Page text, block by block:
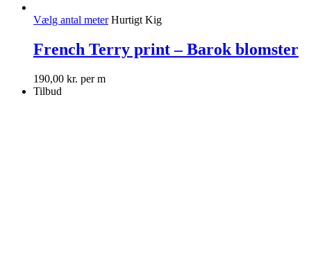
Vælg antal meter Hurtigt Kig
French Terry print – Barok blomster
190,00 kr. per m
Tilbud